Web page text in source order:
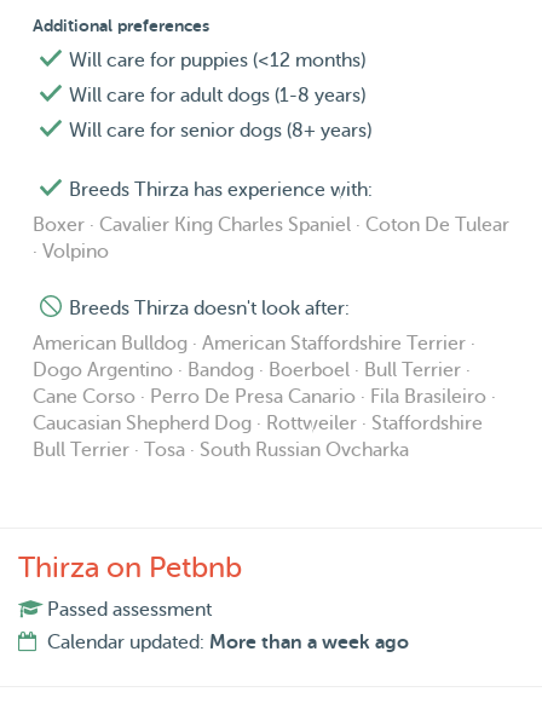
Additional preferences
Will care for puppies (<12 months)
Will care for adult dogs (1-8 years)
Will care for senior dogs (8+ years)
Breeds Thirza has experience with:
Boxer · Cavalier King Charles Spaniel · Coton De Tulear
· Volpino
Breeds Thirza doesn't look after:
American Bulldog · American Staffordshire Terrier ·
Dogo Argentino · Bandog · Boerboel · Bull Terrier ·
Cane Corso · Perro De Presa Canario · Fila Brasileiro ·
Caucasian Shepherd Dog · Rottweiler · Staffordshire
Bull Terrier · Tosa · South Russian Ovcharka
Thirza on Petbnb
Passed assessment
Calendar updated: More than a week ago